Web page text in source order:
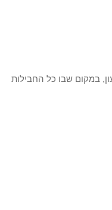
במקום שבו כל החבילות